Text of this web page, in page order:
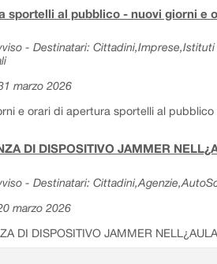
sportelli al pubblico - nuovi giorni e
- Destinatari:
marzo 2026
e orari di apertura sportelli al
DI DISPOSITIVO JAMMER
- Destinatari:
marzo 2026
DI DISPOSITIVO JAMMER